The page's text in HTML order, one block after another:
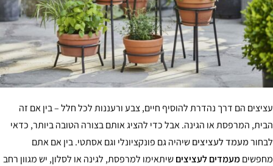
הם דרך נהדרת להוסיף חיים, צבע ורעננות לכל חלל – בין אם זה
המרפסת או הגינה. אבל כדי להציג אותם בצורה הטובה ביותר, כדאי
מעמד לעציציםשיהיה גם פונקציונלי וגם אסתטי. בין אם אתם
מעמדים לעציציםשיתאימו למרפסת, לגינה או לסלון, יש מגוון רחב